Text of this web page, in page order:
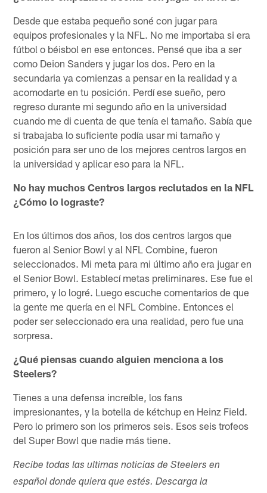
Desde que estaba pequeño soné con jugar para
equipos profesionales y la NFL. No me importaba si era
fútbol o béisbol en ese entonces. Pensé que iba a ser
como Deion Sanders y jugar los dos. Pero en la
secundaria ya comienzas a pensar en la realidad y a
acomodarte en tu posición. Perdí ese sueño, pero
regreso durante mi segundo año en la universidad
cuando me di cuenta de que tenía el tamaño. Sabía que
si trabajaba lo suficiente podía usar mi tamaño y
posición para ser uno de los mejores centros largos en
la universidad y aplicar eso para la NFL.
No hay muchos Centros largos reclutados en la NFL
¿Cómo lo lograste?
En los últimos dos años, los dos centros largos que
fueron al Senior Bowl y al NFL Combine, fueron
seleccionados. Mi meta para mi último año era jugar en
el Senior Bowl. Establecí metas preliminares. Ese fue el
primero, y lo logré. Luego escuche comentarios de que
la gente me quería en el NFL Combine. Entonces el
poder ser seleccionado era una realidad, pero fue una
sorpresa.
¿Qué piensas cuando alguien menciona a los
Steelers?
Tienes a una defensa increíble, los fans
impresionantes, y la botella de kétchup en Heinz Field.
Pero lo primero son los primeros seis. Esos seis trofeos
del Super Bowl que nadie más tiene.
Recibe todas las ultimas noticias de Steelers en
español donde quiera que estés. Descarga la